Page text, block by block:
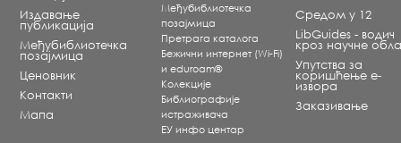
Издавање
публикација
Међубиблиотечка
позајмица
Ценовник
Контакти
Мапа
Међубиблиотечка
позајмица
Претрага каталога
Бежични интернет (Wi-Fi)
и eduroam®
Koлекције
Библиографије
истраживача
ЕУ инфо центар
Средом у 12
LibGuides - водич
кроз научне
Упутства за
коришћење е-
извора
Заказивање